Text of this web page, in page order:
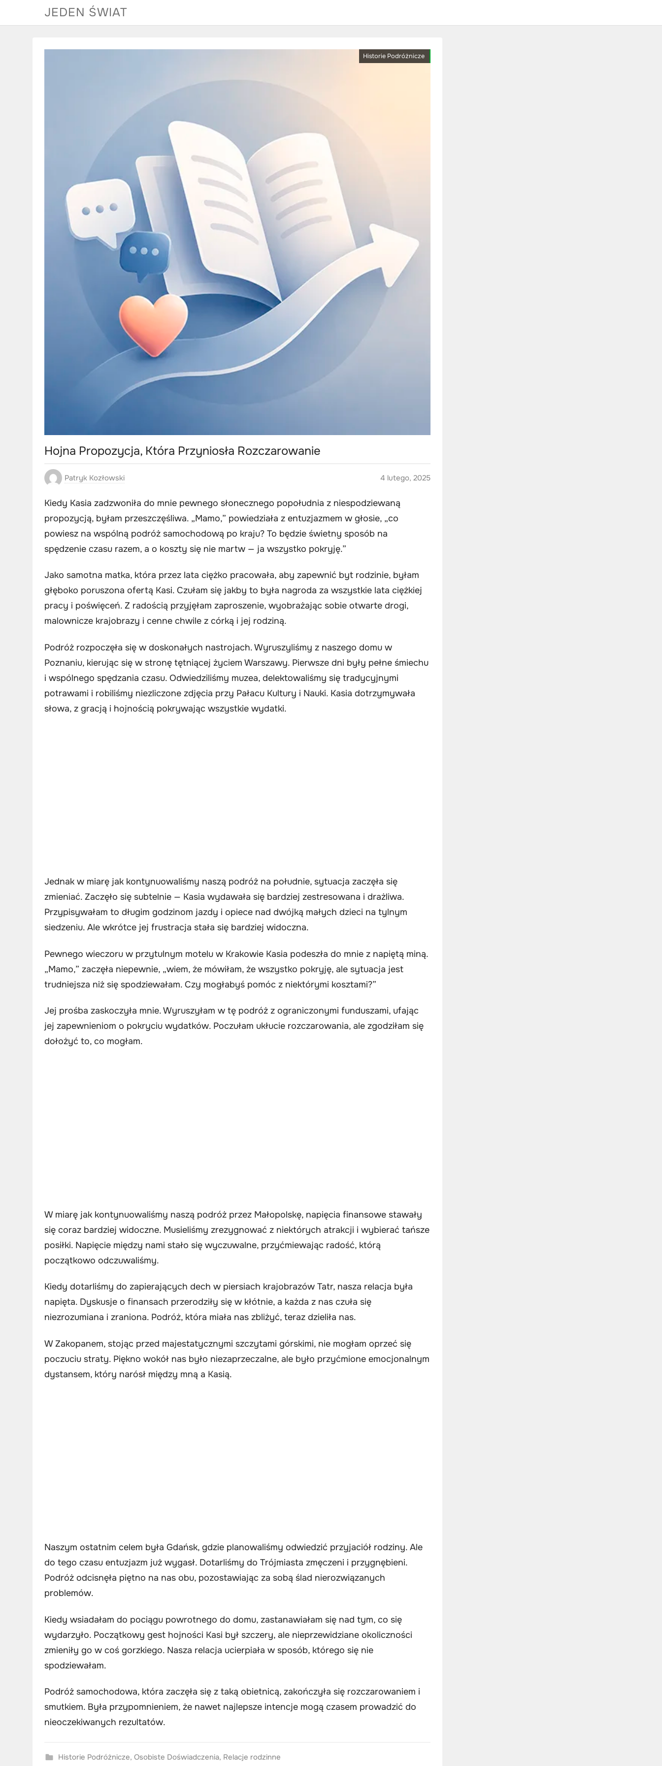
JEDEN ŚWIAT
Historie Podróżnicze
Hojna Propozycja, Która Przyniosła Rozczarowanie
Patryk Kozłowski 4 lutego, 2025
Kiedy Kasia zadzwoniła do mnie pewnego słonecznego popołudnia z niespodziewaną
propozycją, byłam przeszczęśliwa. „Mamo,” powiedziała z entuzjazmem w głosie, „co
powiesz na wspólną podróż samochodową po kraju? To będzie świetny sposób na
spędzenie czasu razem, a o koszty się nie martw — ja wszystko pokryję.”
Jako samotna matka, która przez lata ciężko pracowała, aby zapewnić byt rodzinie, byłam
głęboko poruszona ofertą Kasi. Czułam się jakby to była nagroda za wszystkie lata ciężkiej
pracy i poświęceń. Z radością przyjęłam zaproszenie, wyobrażając sobie otwarte drogi,
malownicze krajobrazy i cenne chwile z córką i jej rodziną.
Podróż rozpoczęła się w doskonałych nastrojach. Wyruszyliśmy z naszego domu w
Poznaniu, kierując się w stronę tętniącej życiem Warszawy. Pierwsze dni były pełne śmiechu
i wspólnego spędzania czasu. Odwiedziliśmy muzea, delektowaliśmy się tradycyjnymi
potrawami i robiliśmy niezliczone zdjęcia przy Pałacu Kultury i Nauki. Kasia dotrzymywała
słowa, z gracją i hojnością pokrywając wszystkie wydatki.
Jednak w miarę jak kontynuowaliśmy naszą podróż na południe, sytuacja zaczęła się
zmieniać. Zaczęło się subtelnie — Kasia wydawała się bardziej zestresowana i drażliwa.
Przypisywałam to długim godzinom jazdy i opiece nad dwójką małych dzieci na tylnym
siedzeniu. Ale wkrótce jej frustracja stała się bardziej widoczna.
Pewnego wieczoru w przytulnym motelu w Krakowie Kasia podeszła do mnie z napiętą miną.
„Mamo,” zaczęła niepewnie, „wiem, że mówiłam, że wszystko pokryję, ale sytuacja jest
trudniejsza niż się spodziewałam. Czy mogłabyś pomóc z niektórymi kosztami?”
Jej prośba zaskoczyła mnie. Wyruszyłam w tę podróż z ograniczonymi funduszami, ufając
jej zapewnieniom o pokryciu wydatków. Poczułam ukłucie rozczarowania, ale zgodziłam się
dołożyć to, co mogłam.
W miarę jak kontynuowaliśmy naszą podróż przez Małopolskę, napięcia finansowe stawały
się coraz bardziej widoczne. Musieliśmy zrezygnować z niektórych atrakcji i wybierać tańsze
posiłki. Napięcie między nami stało się wyczuwalne, przyćmiewając radość, którą
początkowo odczuwaliśmy.
Kiedy dotarliśmy do zapierających dech w piersiach krajobrazów Tatr, nasza relacja była
napięta. Dyskusje o finansach przerodziły się w kłótnie, a każda z nas czuła się
niezrozumiana i zraniona. Podróż, która miała nas zbliżyć, teraz dzieliła nas.
W Zakopanem, stojąc przed majestatycznymi szczytami górskimi, nie mogłam oprzeć się
poczuciu straty. Piękno wokół nas było niezaprzeczalne, ale było przyćmione emocjonalnym
dystansem, który narósł między mną a Kasią.
Naszym ostatnim celem była Gdańsk, gdzie planowaliśmy odwiedzić przyjaciół rodziny. Ale
do tego czasu entuzjazm już wygasł. Dotarliśmy do Trójmiasta zmęczeni i przygnębieni.
Podróż odcisnęła piętno na nas obu, pozostawiając za sobą ślad nierozwiązanych
problemów.
Kiedy wsiadałam do pociągu powrotnego do domu, zastanawiałam się nad tym, co się
wydarzyło. Początkowy gest hojności Kasi był szczery, ale nieprzewidziane okoliczności
zmieniły go w coś gorzkiego. Nasza relacja ucierpiała w sposób, którego się nie
spodziewałam.
Podróż samochodowa, która zaczęła się z taką obietnicą, zakończyła się rozczarowaniem i
smutkiem. Była przypomnieniem, że nawet najlepsze intencje mogą czasem prowadzić do
nieoczekiwanych rezultatów.
Historie Podróżnicze, Osobiste Doświadczenia, Relacje rodzinne